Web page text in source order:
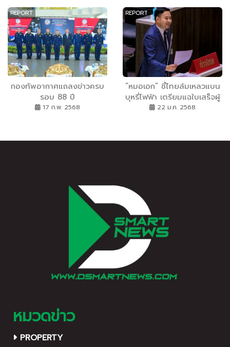
ผ่านระบบออนไลน์กว่า 43
หลักสูตร!! เสริมทักษะด้าน
วทน. พร้อมยกเว้นค่า
ธรรมเนียมยื่นขอการรับรอง
ทุกขอบข่าย และสมนาคุณ
QC Sample ควบคุมคุณภาพ
ห้องปฏิบัติการ ไทยสู่สากล
14 – 18 กรกฎาคม 2568
ลานอเนกประสงค์ อาคาร B
ศูนย์ราชการฯ 80 พรรษา
แจ้งวัฒนะ ช้อปเพลินกับสินค้า
OTOP สมุทรสงคราม
REPORT
กองทัพอากาศแถลงข่าวครบ
รอบ 88 ปี
17 ก.พ. 2568
REPORT
“หมอเอก” ชี้ไทยล้มเหลวแบน
บุหรี่ไฟฟ้า เตรียมแฉใบเสร็จผู้
หากินจากงบฯ ควบคุมยาสูบ
22 ม.ค. 2568
หมวดข่าว
PROPERTY